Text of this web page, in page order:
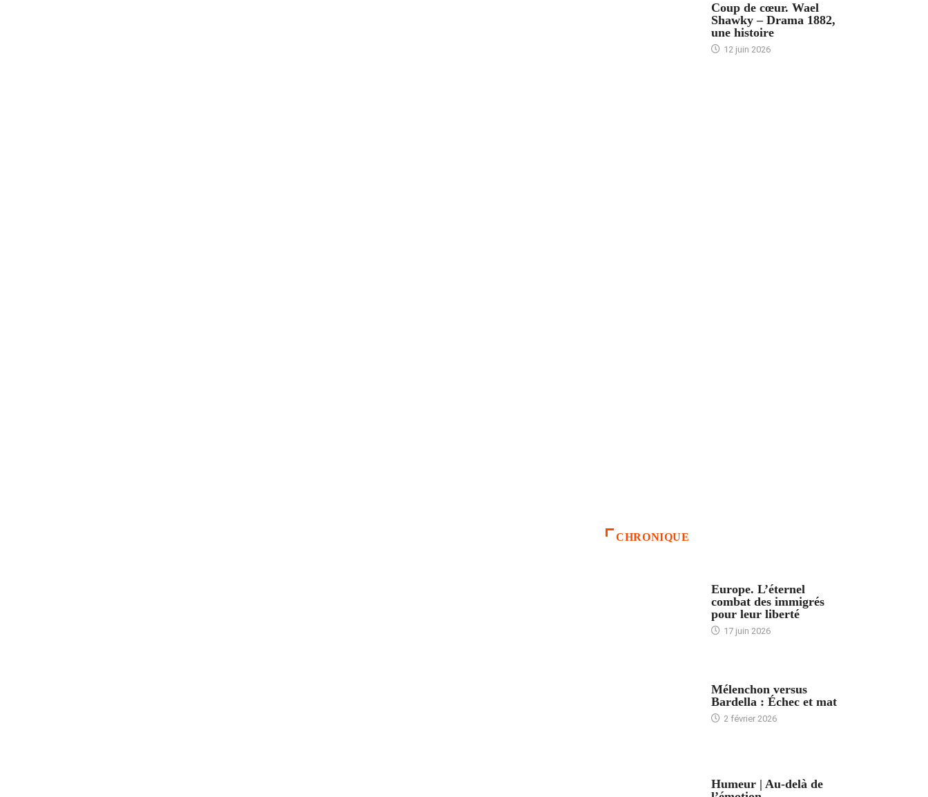
Coup de cœur. Wael
Shawky – Drama 1882,
une histoire
12 juin 2026
CHRONIQUE
Europe. L’éternel
combat des immigrés
pour leur liberté
17 juin 2026
Mélenchon versus
Bardella : Échec et mat
2 février 2026
Humeur | Au-delà de